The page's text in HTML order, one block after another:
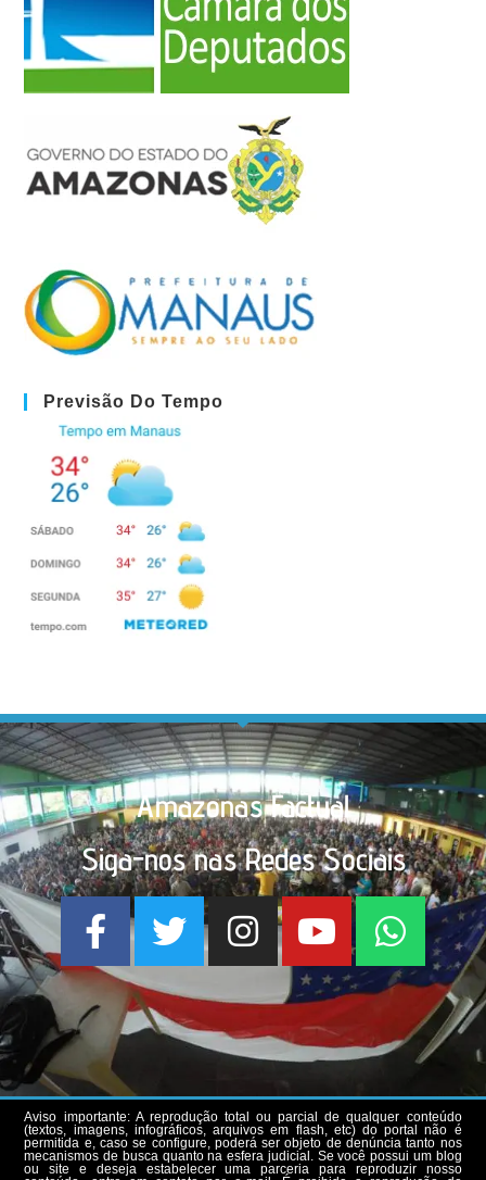
Previsão Do Tempo
Amazonas Factual
Siga-nos nas Redes Sociais
Aviso importante: A reprodução total ou parcial de qualquer conteúdo
(textos, imagens, infográficos, arquivos em flash, etc) do portal não é
permitida e, caso se configure, poderá ser objeto de denúncia tanto nos
mecanismos de busca quanto na esfera judicial. Se você possui um blog
ou site e deseja estabelecer uma parceria para reproduzir nosso